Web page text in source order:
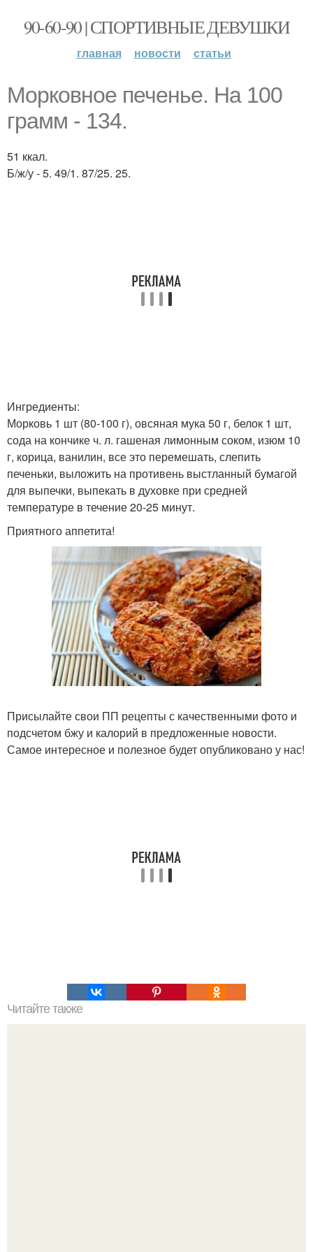
90-60-90 | СПОРТИВНЫЕ ДЕВУШКИ
главная новости статьи
Морковное печенье. На 100
грамм - 134.
51 ккал.
Б/ж/у - 5. 49/1. 87/25. 25.
Ингредиенты:
Морковь 1 шт (80-100 г), овсяная мука 50 г, белок 1 шт,
сода на кончике ч. л. гашеная лимонным соком, изюм 10
г, корица, ванилин, все это перемешать, слепить
печеньки, выложить на противень выстланный бумагой
для выпечки, выпекать в духовке при средней
температуре в течение 20-25 минут.
Приятного аппетита!
Присылайте свои ПП рецепты с качественными фото и
подсчетом бжу и калорий в предложенные новости.
Самое интересное и полезное будет опубликовано у нас!
Читайте также